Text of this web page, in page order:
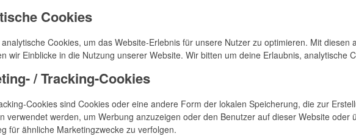
Cookies
Cookies, um das Website-Erlebnis für unsere Nutzer zu optimieren. Mit diesen
wir Einblicke in die Nutzung unserer Website. Wir bitten um deine Erlaubnis, analytische
/ Tracking-Cookies
Cookies sind Cookies oder eine andere Form der lokalen Speicherung, die zur
verwendet werden, um Werbung anzuzeigen oder den Benutzer auf dieser Website oder
für ähnliche Marketingzwecke zu verfolgen.